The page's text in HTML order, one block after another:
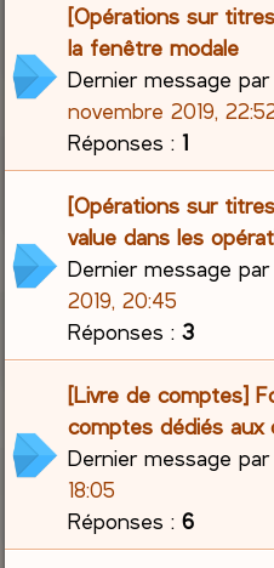
[Opérations sur
la fenêtre modale
Dernier message
novembre 2019,
Réponses :1
[Opérations sur
value dans les
Dernier message
2019, 20:45
Réponses :3
[Livre de comptes]
comptes dédiés aux
Dernier message
18:05
Réponses :6